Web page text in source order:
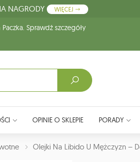
NAGRODY WIĘCEJ
Sprawdź szczegóły
OPINIE O SKLEPIE PORADY
Olejki Na Libido U Mężczyzn –